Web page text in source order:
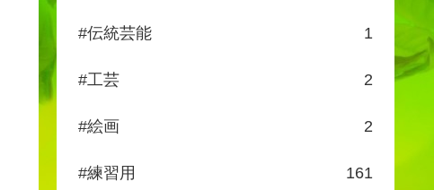
#伝統芸能 1
#工芸 2
#絵画 2
#練習用 161